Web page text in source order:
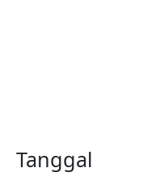
Tanggal